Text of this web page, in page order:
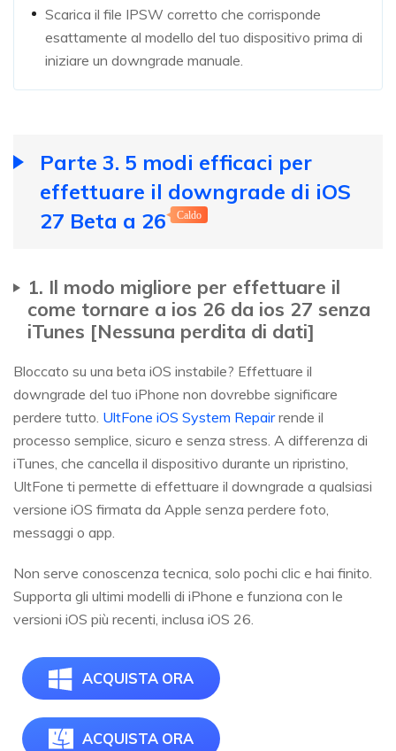
Scarica il file IPSW corretto che corrisponde
esattamente al modello del tuo dispositivo prima di
iniziare un downgrade manuale.
Parte 3. 5 modi efficaci per
effettuare il downgrade di iOS
27 Beta a 26
Caldo
1. Il modo migliore per effettuare il
come tornare a ios 26 da ios 27 senza
iTunes [Nessuna perdita di dati]
Bloccato su una beta iOS instabile? Effettuare il
downgrade del tuo iPhone non dovrebbe significare
perdere tutto. UltFone iOS System Repairrende il
processo semplice, sicuro e senza stress. A differenza di
iTunes, che cancella il dispositivo durante un ripristino,
UltFone ti permette di effettuare il downgrade a qualsiasi
versione iOS firmata da Apple senza perdere foto,
messaggi o app.
Non serve conoscenza tecnica, solo pochi clic e hai finito.
Supporta gli ultimi modelli di iPhone e funziona con le
versioni iOS più recenti, inclusa iOS 26.
ACQUISTA ORA
ACQUISTA ORA